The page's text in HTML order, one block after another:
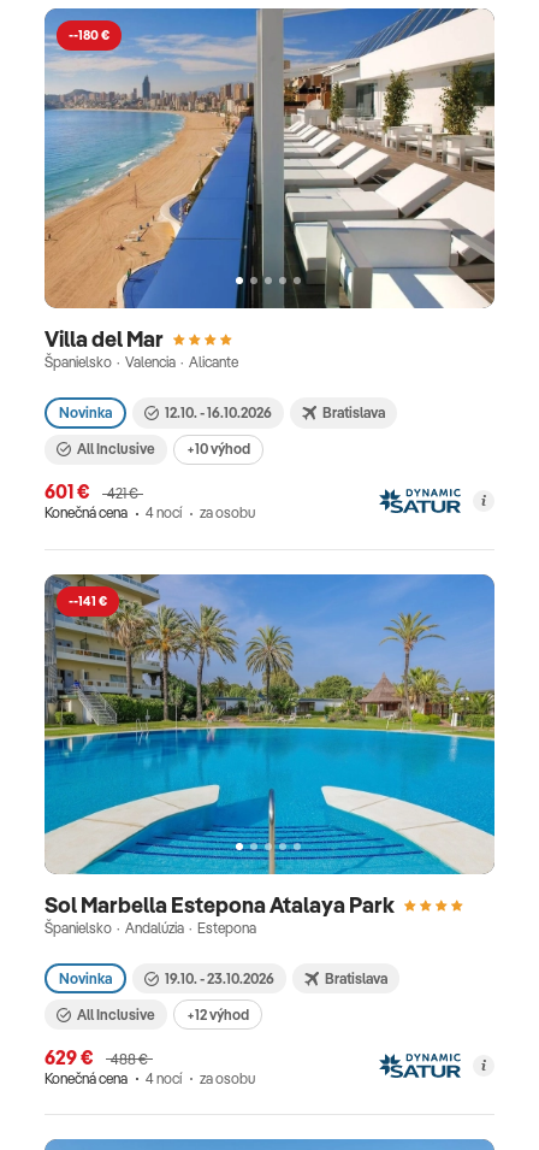
--180 €
Villa del Mar
Španielsko · Valencia · Alicante
Novinka 12.10. - 16.10.2026 Bratislava
All Inclusive +10 výhod
601 €
421 €
Konečná cena
4 nocí za osobu
--141 €
Sol Marbella Estepona Atalaya Park
Španielsko · Andalúzia · Estepona
Novinka 19.10. - 23.10.2026 Bratislava
All Inclusive +12 výhod
629 €
488 €
Konečná cena
4 nocí za osobu